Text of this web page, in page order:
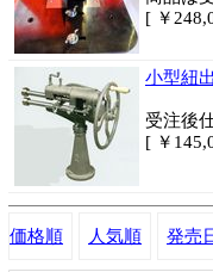
[ ￥
小型紐
受注後
[ ￥
価格順 人気順 発売